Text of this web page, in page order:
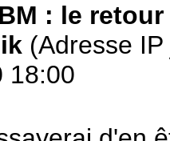
: le retour
(Adresse
18:00